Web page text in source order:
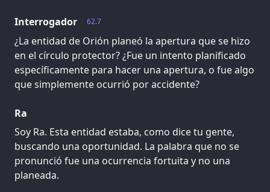
62.7
Interrogador
¿La entidad de Orión planeó la apertura que se hizo
en el círculo protector? ¿Fue un intento planificado
específicamente para hacer una apertura, o fue algo
que simplemente ocurrió por accidente?
Ra
Soy Ra. Esta entidad estaba, como dice tu gente,
buscando una oportunidad. La palabra que no se
pronunció fue una ocurrencia fortuita y no una
planeada.